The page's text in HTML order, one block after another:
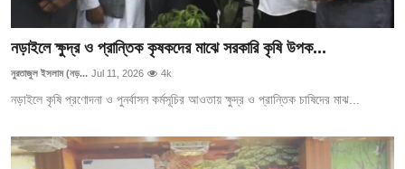
নড়াইলে ক্ষুদ্র ও প্রান্তিক কৃষকদের মাঝে সরকারি কৃষি উপক...
নুরতাজুল ইসলাম (নড়... Jul 11, 2026 4k
নড়াইলে কৃষি প্রণোদনা ও পুনর্বাসন কর্মসূচির আওতায় ক্ষুদ্র ও প্রান্তিক চাষিদের মাঝ...